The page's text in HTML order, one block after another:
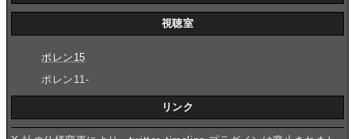
視聴室
ポレン15
ポレン11-
リンク